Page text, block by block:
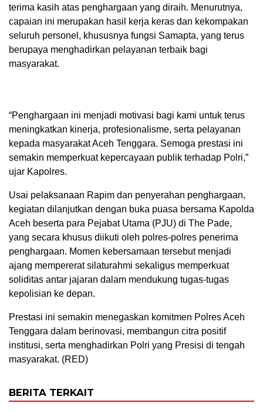
terima kasih atas penghargaan yang diraih. Menurutnya,
capaian ini merupakan hasil kerja keras dan kekompakan
seluruh personel, khususnya fungsi Samapta, yang terus
berupaya menghadirkan pelayanan terbaik bagi
masyarakat.
“Penghargaan ini menjadi motivasi bagi kami untuk terus
meningkatkan kinerja, profesionalisme, serta pelayanan
kepada masyarakat Aceh Tenggara. Semoga prestasi ini
semakin memperkuat kepercayaan publik terhadap Polri,”
ujar Kapolres.
Usai pelaksanaan Rapim dan penyerahan penghargaan,
kegiatan dilanjutkan dengan buka puasa bersama Kapolda
Aceh beserta para Pejabat Utama (PJU) di The Pade,
yang secara khusus diikuti oleh polres-polres penerima
penghargaan. Momen kebersamaan tersebut menjadi
ajang mempererat silaturahmi sekaligus memperkuat
soliditas antar jajaran dalam mendukung tugas-tugas
kepolisian ke depan.
Prestasi ini semakin menegaskan komitmen Polres Aceh
Tenggara dalam berinovasi, membangun citra positif
institusi, serta menghadirkan Polri yang Presisi di tengah
masyarakat. (RED)
BERITA TERKAIT